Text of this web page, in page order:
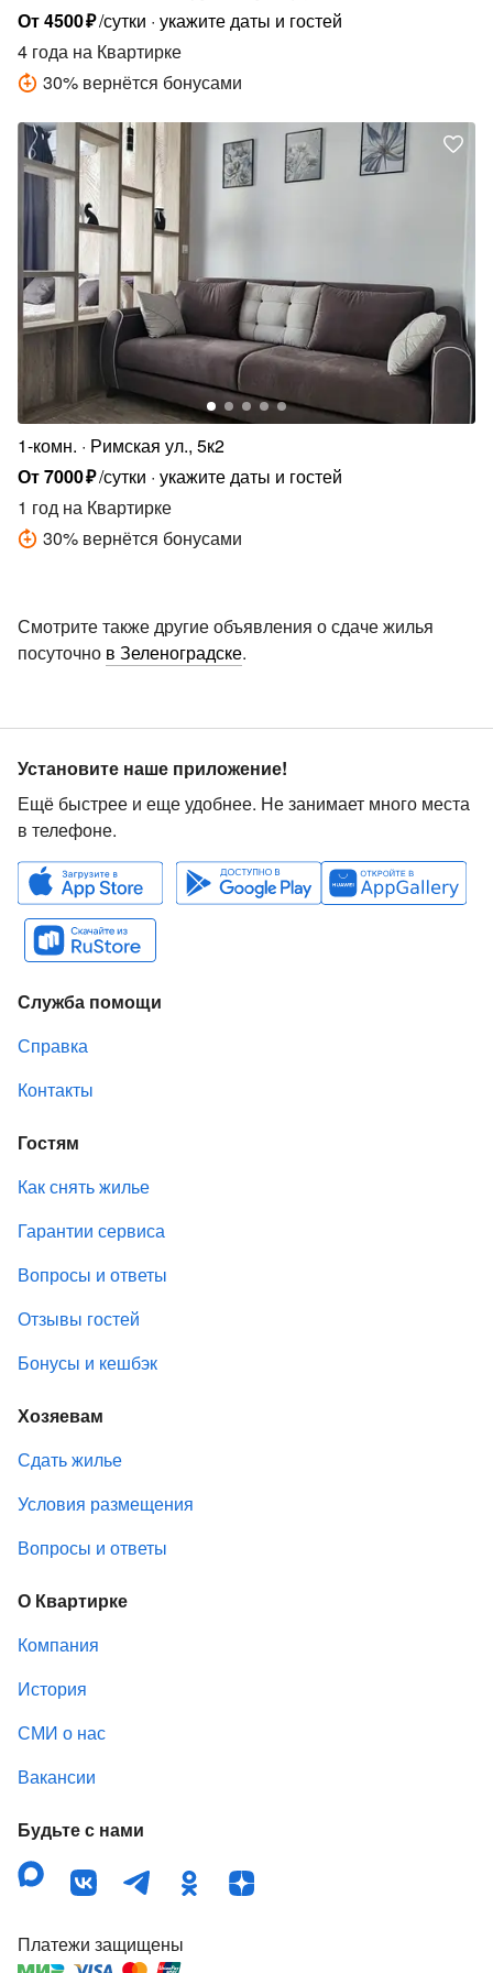
От4500₽/сутки укажите даты и гостей
4 года на Квартирке
30% вернётся бонусами
1-комн.
Римская ул., 5к2
От7000₽/сутки укажите даты и гостей
1 год на Квартирке
30% вернётся бонусами
Смотрите также другие объявления о сдаче жилья
посуточно в Зеленоградске.
Установите наше приложение!
Ещё быстрее и еще удобнее. Не занимает много места
в телефоне.
Служба помощи
Справка
Контакты
Гостям
Как снять жилье
Гарантии сервиса
Вопросы и ответы
Отзывы гостей
Бонусы и кешбэк
Хозяевам
Сдать жилье
Условия размещения
Вопросы и ответы
О Квартирке
Компания
История
СМИ о нас
Вакансии
Будьте с нами
Платежи защищены